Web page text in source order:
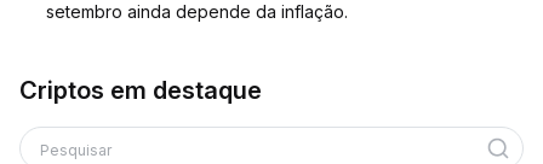
setembro ainda depende da inflação.
Criptos em destaque
Pesquisar